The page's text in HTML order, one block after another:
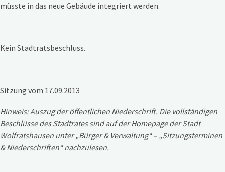
müsste in das neue Gebäude integriert werden.
Kein Stadtratsbeschluss.
Sitzung vom 17.09.2013
Hinweis: Auszug der öffentlichen Niederschrift. Die vollständigen
Beschlüsse des Stadtrates sind auf der Homepage der Stadt
Wolfratshausen unter „Bürger & Verwaltung“ – „Sitzungsterminen
& Niederschriften“ nachzulesen.